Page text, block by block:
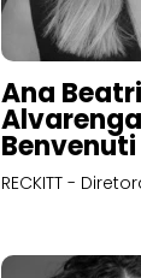
Ana
Benvenuti
RECKITT -